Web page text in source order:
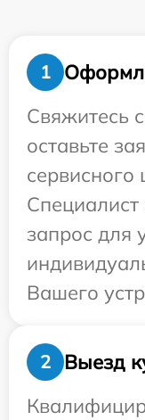
1
Свяжитесь
оставьте
сервисного
Специалист
запрос для
Вашего
2
Выезд